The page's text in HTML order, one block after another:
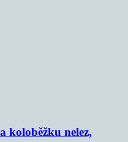
koloběžku nelez,